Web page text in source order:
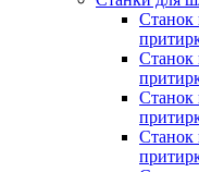
Станок
Станок
Станок
Станок